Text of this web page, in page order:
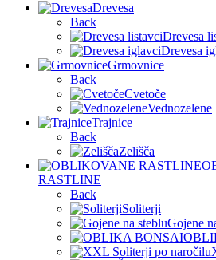
Drevesa
Back
Drevesa
Drevesa
Grmovnice
Back
Cvetoče
Vednozelene
Trajnice
Back
Zelišča
RASTLINE
Back
Soliterji
Gojene